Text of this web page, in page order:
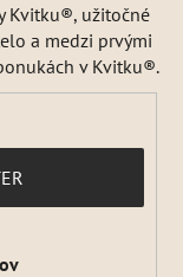
Kvitku®, užitočné
a medzi prvými
v Kvitku®.